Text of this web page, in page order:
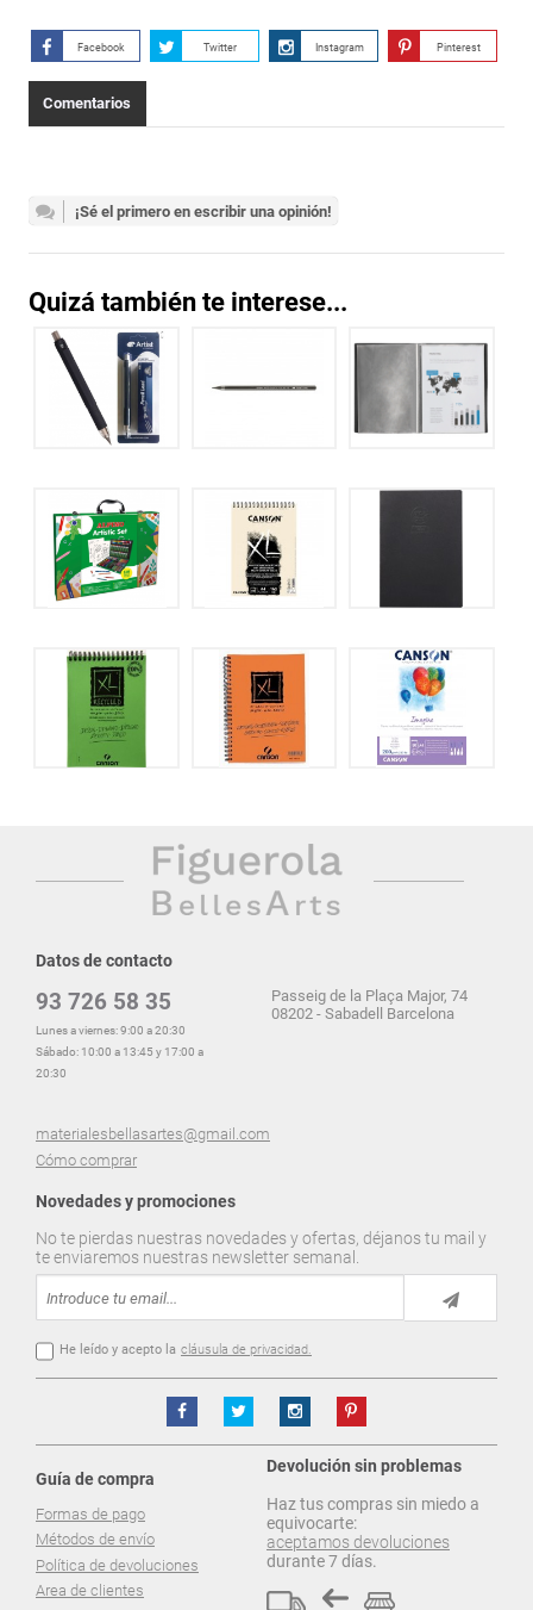
Facebook Twitter Instagram Pinterest
Comentarios
¡Sé el primero en escribir una opinión!
Quizá también te interese...
Datos de contacto
93 726 58 35
Lunes a viernes: 9:00 a 20:30
Sábado: 10:00 a 13:45 y 17:00 a
20:30
materialesbellasartes@gmail.com
Cómo comprar
Passeig de la Plaça Major, 74
08202 - Sabadell Barcelona
Novedades y promociones
No te pierdas nuestras novedades y ofertas, déjanos tu mail y
te enviaremos nuestras newsletter semanal.
He leído y acepto la cláusula de privacidad.
Guía de compra
Formas de pago
Métodos de envío
Política de devoluciones
Area de clientes
Devolución sin problemas
Haz tus compras sin miedo a
equivocarte:
aceptamos devoluciones
durante 7 días.